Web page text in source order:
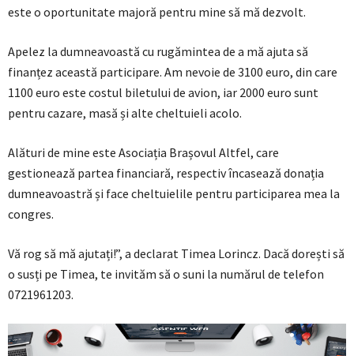
este o oportunitate majoră pentru mine să mă dezvolt.
Apelez la dumneavoastă cu rugămintea de a mă ajuta să
finanțez această participare. Am nevoie de 3100 euro, din care
1100 euro este costul biletului de avion, iar 2000 euro sunt
pentru cazare, masă și alte cheltuieli acolo.
Alături de mine este Asociația Brașovul Altfel, care
gestionează partea financiară, respectiv încasează donația
dumneavoastră și face cheltuielile pentru participarea mea la
congres.
Vă rog să mă ajutați!”, a declarat Timea Lorincz. Dacă dorești să
o susți pe Timea, te invităm să o suni la numărul de telefon
0721961203.